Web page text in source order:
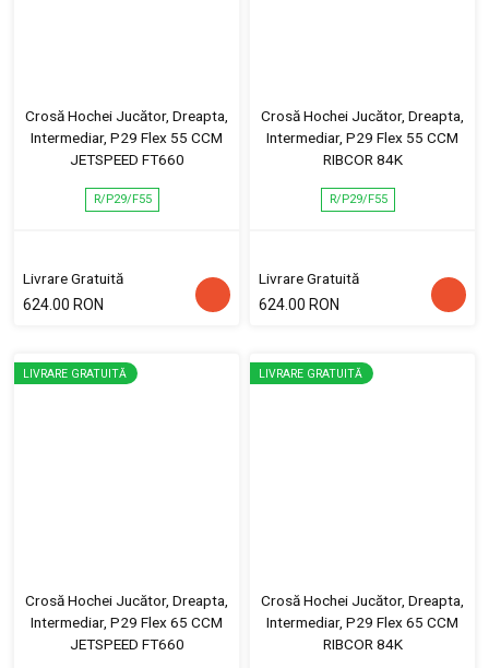
Crosă Hochei Jucător, Dreapta,
Intermediar, P29 Flex 55 CCM
JETSPEED FT660
R/P29/F55
Livrare Gratuită
624.00 RON
Crosă Hochei Jucător, Dreapta,
Intermediar, P29 Flex 55 CCM
RIBCOR 84K
R/P29/F55
Livrare Gratuită
624.00 RON
LIVRARE GRATUITĂ
Crosă Hochei Jucător, Dreapta,
Intermediar, P29 Flex 65 CCM
JETSPEED FT660
LIVRARE GRATUITĂ
Crosă Hochei Jucător, Dreapta,
Intermediar, P29 Flex 65 CCM
RIBCOR 84K